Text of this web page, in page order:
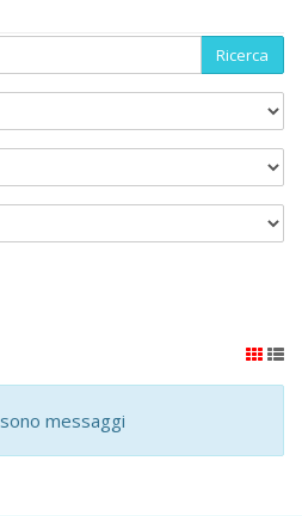
Ricerca
messaggi